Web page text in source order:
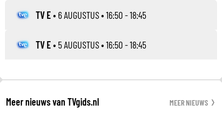
TV E • 6 AUGUSTUS• 16:50 - 18:45
TV E • 5 AUGUSTUS• 16:50 - 18:45
Meer nieuws van TVgids.nl MEER NIEUWS